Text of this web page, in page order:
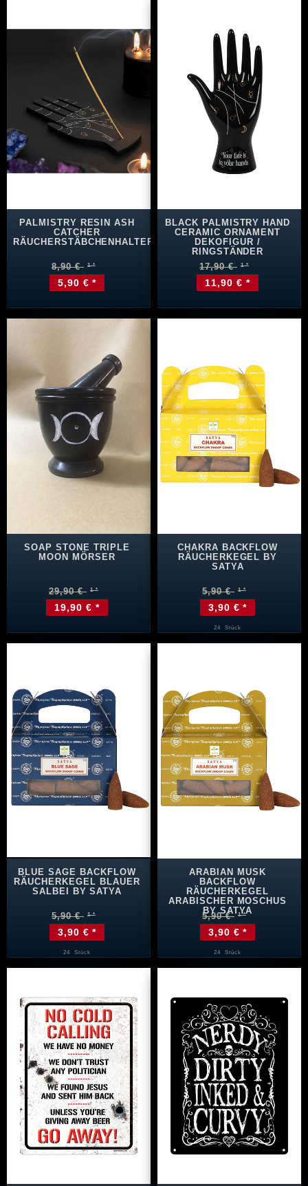
PALMISTRY RESIN ASH
CATCHER
RÄUCHERSTÄBCHENHALTER
8,90 €
5,90 € *
BLACK PALMISTRY HAND
CERAMIC ORNAMENT
DEKOFIGUR /
RINGSTÄNDER
17,90 €
11,90 € *
SOAP STONE TRIPLE
MOON MÖRSER
29,90 €
19,90 € *
CHAKRA BACKFLOW
RÄUCHERKEGEL BY
SATYA
5,90 €
3,90 € *
24 Stück
BLUE SAGE BACKFLOW
RÄUCHERKEGEL BLAUER
SALBEI BY SATYA
5,90 €
3,90 € *
24 Stück
ARABIAN MUSK
BACKFLOW
RÄUCHERKEGEL
ARABISCHER MOSCHUS
BY SATYA
5,90 €
3,90 € *
24 Stück